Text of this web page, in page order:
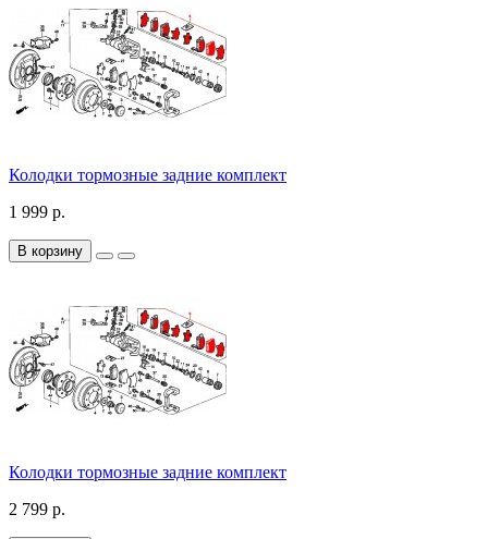
Колодки тормозные задние комплект
1 999 р.
В корзину
Колодки тормозные задние комплект
2 799 р.